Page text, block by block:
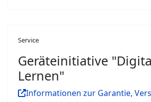
Service
Geräteinitiative
Lernen"
Informationen zur Garantie,